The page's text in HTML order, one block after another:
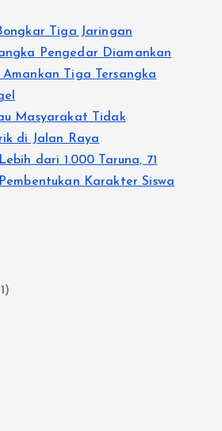
Tiga Jaringan
Pengedar Diamankan
Amankan Tiga Tersangka
Masyarakat Tidak
di Jalan Raya
dari 1.000 Taruna, 71
Karakter Siswa